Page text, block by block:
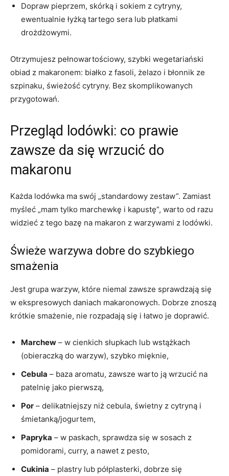
Dopraw pieprzem, skórką i sokiem z cytryny,
ewentualnie łyżką tartego sera lub płatkami
drożdżowymi.
Otrzymujesz pełnowartościowy, szybki wegetariański
obiad z makaronem: białko z fasoli, żelazo i błonnik ze
szpinaku, świeżość cytryny. Bez skomplikowanych
przygotowań.
Przegląd lodówki: co prawie
zawsze da się wrzucić do
makaronu
Każda lodówka ma swój „standardowy zestaw”. Zamiast
myśleć „mam tylko marchewkę i kapustę”, warto od razu
widzieć z tego bazę na makaron z warzywami z lodówki.
Świeże warzywa dobre do szybkiego
smażenia
Jest grupa warzyw, które niemal zawsze sprawdzają się
w ekspresowych daniach makaronowych. Dobrze znoszą
krótkie smażenie, nie rozpadają się i łatwo je doprawić.
Marchew – w cienkich słupkach lub wstążkach
(obieraczką do warzyw), szybko mięknie,
Cebula – baza aromatu, zawsze warto ją wrzucić na
patelnię jako pierwszą,
Por – delikatniejszy niż cebula, świetny z cytryną i
śmietanką/jogurtem,
Papryka – w paskach, sprawdza się w sosach z
pomidorami, curry, a nawet z pesto,
Cukinia – plastry lub półplasterki, dobrze się